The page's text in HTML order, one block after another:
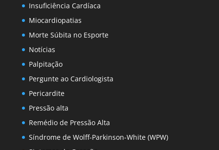
Insuficiência Cardíaca
Miocardiopatias
Morte Súbita no Esporte
Notícias
Palpitação
Pergunte ao Cardiologista
Pericardite
Pressão alta
Remédio de Pressão Alta
Síndrome de Wolff-Parkinson-White (WPW)